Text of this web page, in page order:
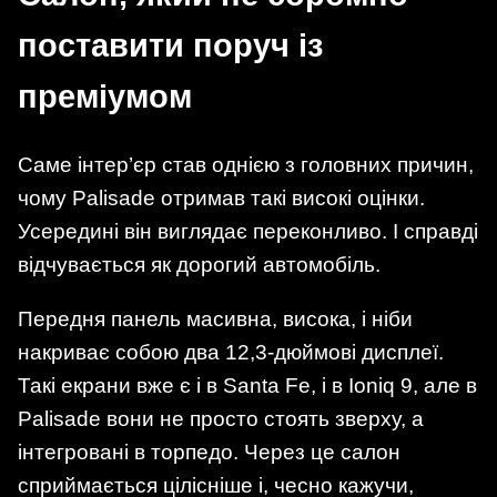
поставити поруч із
преміумом
Саме інтер’єр став однією з головних причин,
чому Palisade отримав такі високі оцінки.
Усередині він виглядає переконливо. І справді
відчувається як дорогий автомобіль.
Передня панель масивна, висока, і ніби
накриває собою два 12,3-дюймові дисплеї.
Такі екрани вже є і в Santa Fe, і в Ioniq 9, але в
Palisade вони не просто стоять зверху, а
інтегровані в торпедо. Через це салон
сприймається цілісніше і, чесно кажучи,